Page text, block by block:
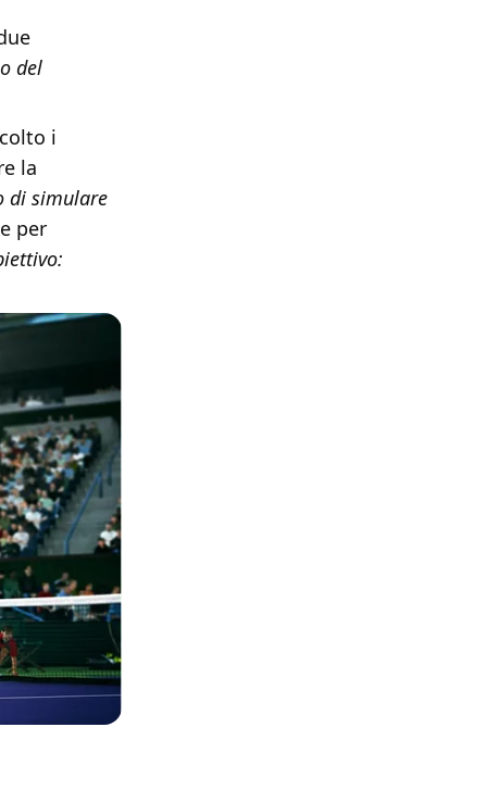
del
i
la
di simulare
per